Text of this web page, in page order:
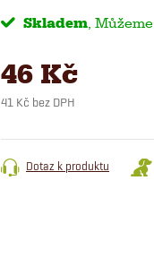
Skladem
46 Kč
41 Kč bez DPH
cena:
Dotaz k produktu